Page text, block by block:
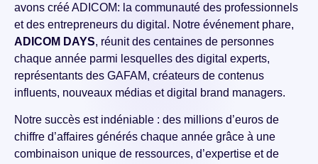
avons créé ADICOM: la communauté des professionnels
et des entrepreneurs du digital. Notre événement phare,
ADICOM DAYS, réunit des centaines de personnes
chaque année parmi lesquelles des digital experts,
représentants des GAFAM, créateurs de contenus
influents, nouveaux médias et digital brand managers.
Notre succès est indéniable : des millions d’euros de
chiffre d’affaires générés chaque année grâce à une
combinaison unique de ressources, d’expertise et de